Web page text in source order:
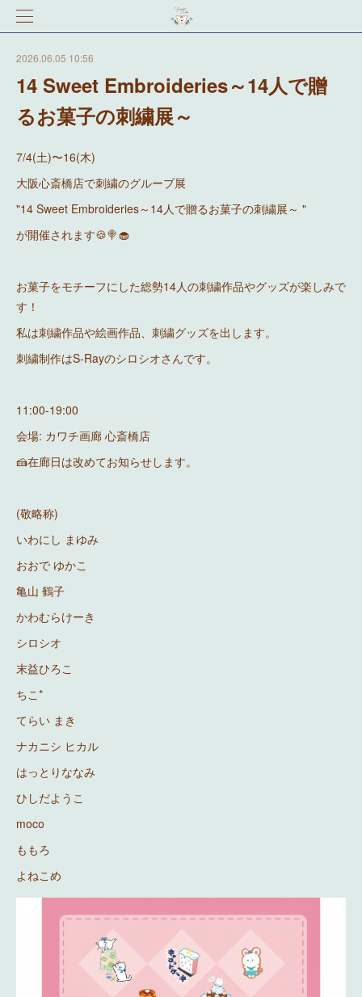
2026.06.05 10:56
14 Sweet Embroideries～14人で贈
るお菓子の刺繍展～
7/4(土)〜16(木)
大阪心斎橋店で刺繍のグループ展
"14 Sweet Embroideries～14人で贈るお菓子の刺繍展～ "
が開催されます🍪🍭🧁
お菓子をモチーフにした総勢14人の刺繍作品やグッズが楽しみで
す！
私は刺繍作品や絵画作品、刺繍グッズを出します。
刺繍制作はS-Rayのシロシオさんです。
11:00-19:00
会場: カワチ画廊 心斎橋店
🍰在廊日は改めてお知らせします。
(敬略称)
いわにし まゆみ
おおで ゆかこ
亀山 鶴子
かわむらけーき
シロシオ
末益ひろこ
ちこ*
てらい まき
ナカニシ ヒカル
はっとりななみ
ひしだようこ
moco
ももろ
よねこめ